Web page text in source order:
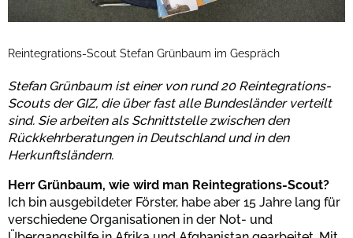
Reintegrations-Scout Stefan Grünbaum im Gespräch
Stefan Grünbaum ist einer von rund 20 Reintegrations-
Scouts der GIZ, die über fast alle Bundesländer verteilt
sind. Sie arbeiten als Schnittstelle zwischen den
Rückkehrberatungen in Deutschland und in den
Herkunftsländern.
Herr Grünbaum, wie wird man Reintegrations-Scout?
Ich bin ausgebildeter Förster, habe aber 15 Jahre lang für
verschiedene Organisationen in der Not- und